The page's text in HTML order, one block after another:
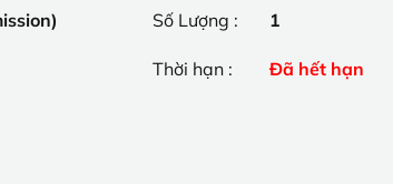
Số Lượng : 1
Thời hạn : Đã hết hạn